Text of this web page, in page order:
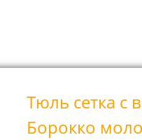
Тюль сетка с
Борокко